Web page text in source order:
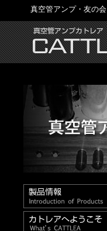
真空管アンプ・友の会